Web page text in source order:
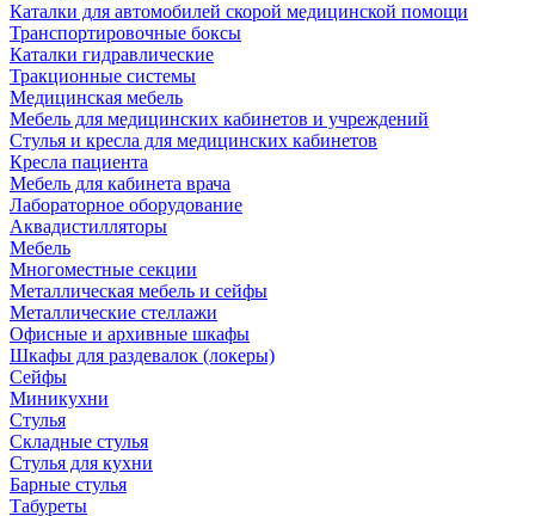
Каталки для автомобилей скорой медицинской помощи
Транспортировочные боксы
Каталки гидравлические
Тракционные системы
Медицинская мебель
Мебель для медицинских кабинетов и учреждений
Стулья и кресла для медицинских кабинетов
Кресла пациента
Мебель для кабинета врача
Лабораторное оборудование
Аквадистилляторы
Мебель
Многоместные секции
Металлическая мебель и сейфы
Металлические стеллажи
Офисные и архивные шкафы
Шкафы для раздевалок (локеры)
Сейфы
Миникухни
Стулья
Складные стулья
Стулья для кухни
Барные стулья
Табуреты